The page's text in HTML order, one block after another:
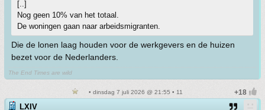
[..]
Nog geen 10% van het totaal.
De woningen gaan naar arbeidsmigranten.
Die de lonen laag houden voor de werkgevers en de huizen
bezet voor de Nederlanders.
The End Times are wild
• dinsdag 7 juli 2026 @ 21:55 • 11
LXIV